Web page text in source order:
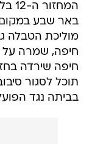
באר שבע במקום
חיפה, שמרה על
חיפה שירדה
תוכל לסגור
בביתה נגד